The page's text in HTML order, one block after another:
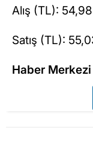
Alış (TL):
Satış (TL):
Haber Merkezi